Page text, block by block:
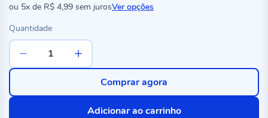
ou 5x de R$ 4,99 sem jurosVer opções
Quantidade
Adicionar ao carrinho
Comprar agora